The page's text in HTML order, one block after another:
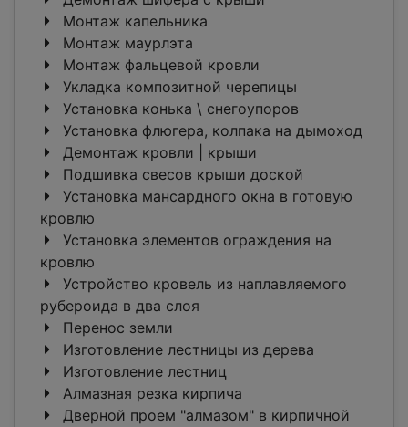
Монтаж капельника
Монтаж маурлэта
Монтаж фальцевой кровли
Укладка композитной черепицы
Установка конька \ снегоупоров
Установка флюгера, колпака на дымоход
Демонтаж кровли | крыши
Подшивка свесов крыши доской
Установка мансардного окна в готовую
кровлю
Установка элементов ограждения на
кровлю
Устройство кровель из наплавляемого
рубероида в два слоя
Перенос земли
Изготовление лестницы из дерева
Изготовление лестниц
Алмазная резка кирпича
Дверной проем "алмазом" в кирпичной